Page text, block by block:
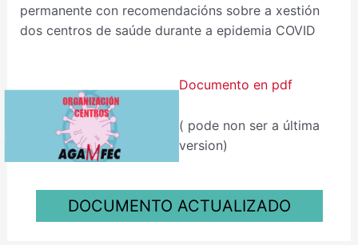
permanente con recomendacións sobre a xestión
dos centros de saúde durante a epidemia COVID
Documento en pdf
( pode non ser a última
version)
DOCUMENTO ACTUALIZADO